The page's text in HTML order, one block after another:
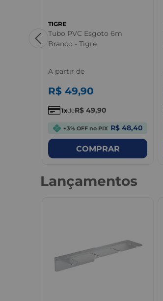
TIGRE
Tubo PVC Esgoto 6m
Branco - Tigre
A partir de
R$ 49,90
1 deR$ 49,90
+3% OFF no PIX R$ 48,40
COMPRAR
Lançamentos